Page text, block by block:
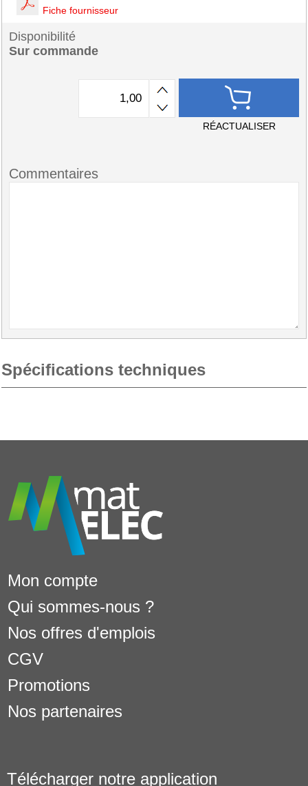
Fiche fournisseur
Disponibilité
Sur commande
RÉACTUALISER
Commentaires
Spécifications techniques
Mon compte
Qui sommes-nous ?
Nos offres d'emplois
CGV
Promotions
Nos partenaires
Télécharger notre application